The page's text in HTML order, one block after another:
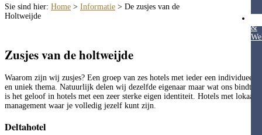
&
Sie sind hier: Home > Informatie > De zusjes van de
Holtweijde
Zusjes van de holtweijde
Waarom zijn wij zusjes? Een groep van zes hotels met ieder een individueel
en uniek thema. Natuurlijk delen wij dezelfde eigenaar maar wat ons bindt
is het geloof in hotels met een zeer sterke eigen identiteit. Hotels met lokaal
management waar je volledig jezelf kunt zijn.
Deltahotel